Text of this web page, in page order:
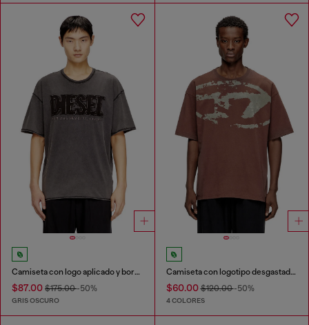
Camiseta con logo aplicado y borde sin rematar
$87.00 $175.00-50%
GRIS OSCURO
Camiseta con logotipo desgastado en relieve
$60.00$120.00-50%
4 COLORES